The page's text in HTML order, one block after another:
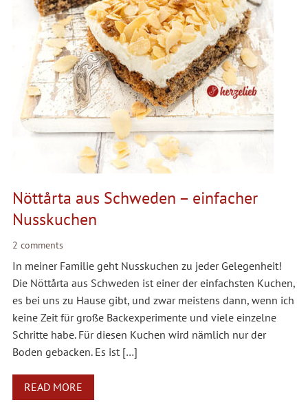
Nöttårta aus Schweden – einfacher
Nusskuchen
2 comments
In meiner Familie geht Nusskuchen zu jeder Gelegenheit!
Die Nöttårta aus Schweden ist einer der einfachsten Kuchen,
es bei uns zu Hause gibt, und zwar meistens dann, wenn ich
keine Zeit für große Backexperimente und viele einzelne
Schritte habe. Für diesen Kuchen wird nämlich nur der
Boden gebacken. Es ist […]
READ MORE